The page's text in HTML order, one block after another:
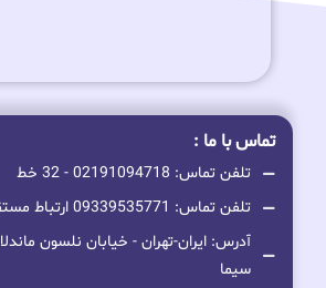
تماس با ما :
تلفن تماس: 02191094718 - 32 خط
تلفن تماس: 09339535771 ارتباط مستقیم
آدرس: ایران-تهران - خیابان نلسون
سیما
بخش فروش: service@sahamir-ac.com